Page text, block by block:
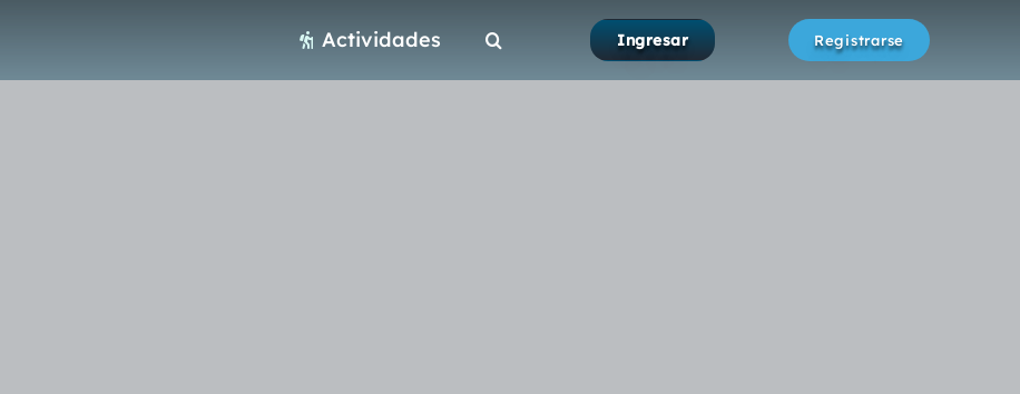
Actividades Ingresar Registrarse